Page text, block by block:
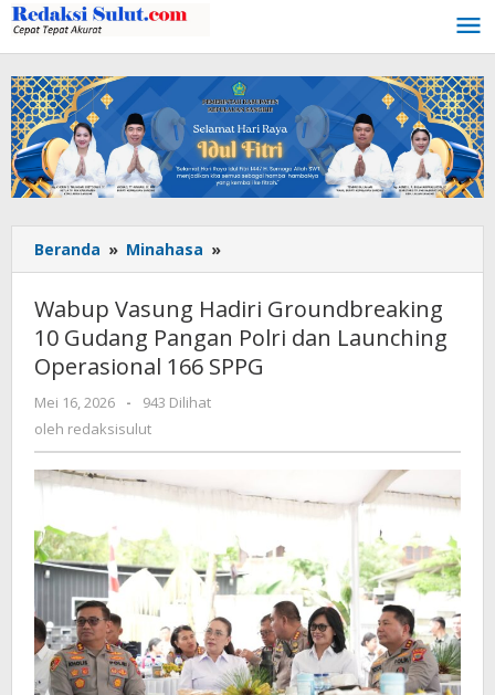
Lewati
ke
konten
Beranda » Minahasa »
Vasung
Hadiri
Groundbreaking
10
Gudang
Launching
Wabup Vasung Hadiri Groundbreaking
10 Gudang Pangan Polri dan Launching
Operasional 166 SPPG
Mei 16, 2026
oleh
redaksisulut
-
943 Dilihat
oleh redaksisulut